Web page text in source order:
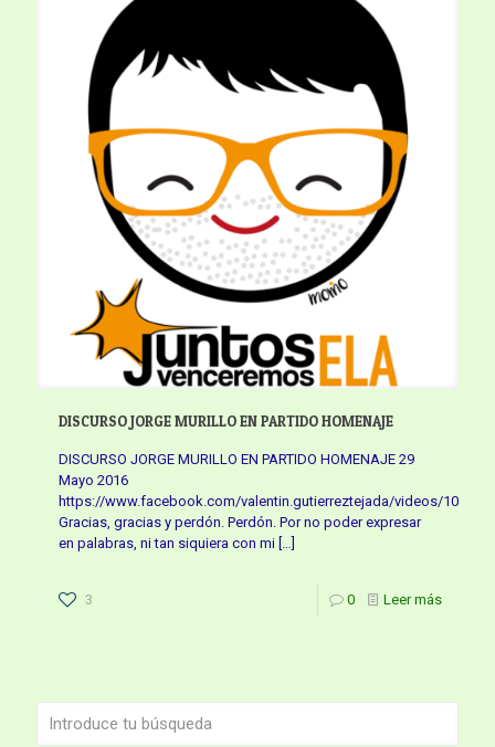
DISCURSO JORGE MURILLO EN PARTIDO HOMENAJE
DISCURSO JORGE MURILLO EN PARTIDO HOMENAJE 29
Mayo 2016
https://www.facebook.com/valentin.gutierreztejada/videos/
Gracias, gracias y perdón. Perdón. Por no poder expresar
en palabras, ni tan siquiera con mi […]
3 0 Leer más